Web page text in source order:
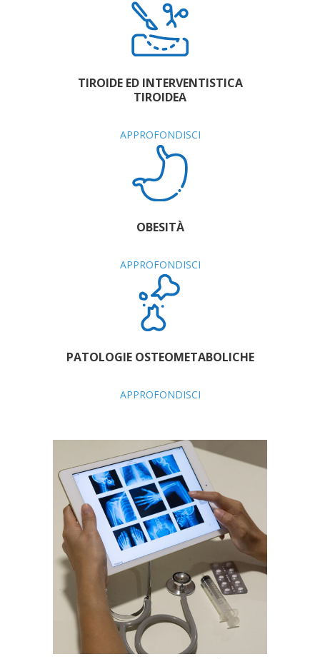
TIROIDE ED INTERVENTISTICA
TIROIDEA
APPROFONDISCI
OBESITÀ
APPROFONDISCI
PATOLOGIE OSTEOMETABOLICHE
APPROFONDISCI